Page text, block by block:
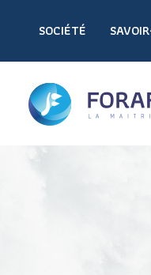
SOCIÉTÉ